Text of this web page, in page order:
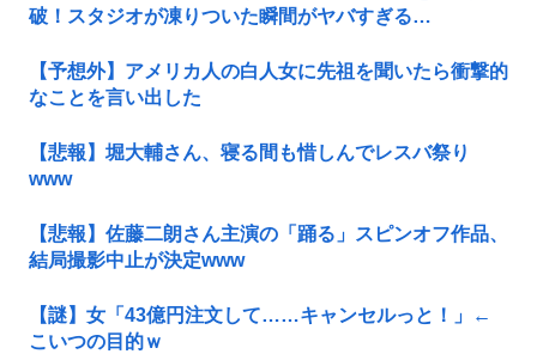
破！スタジオが凍りついた瞬間がヤバすぎる…
【予想外】アメリカ人の白人女に先祖を聞いたら衝撃的
なことを言い出した
【悲報】堀大輔さん、寝る間も惜しんでレスバ祭り
www
【悲報】佐藤二朗さん主演の「踊る」スピンオフ作品、
結局撮影中止が決定www
【謎】女「43億円注文して……キャンセルっと！」←
こいつの目的ｗ